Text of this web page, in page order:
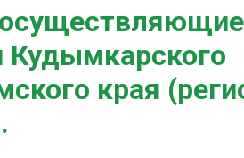
Кудымкарского
края